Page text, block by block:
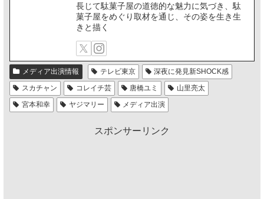
長じて駄菓子屋の道徳的な魅力に気づき、駄
菓子屋をめぐり取材を通じ、その姿を生き生
きと描く
メディア出演情報 テレビ東京
深夜に発見新SHOCK感
スカチャン
コレイチ芸 唐橋ユミ
山里亮太
宮本和幸
ヤジマリー メディア出演
スポンサーリンク